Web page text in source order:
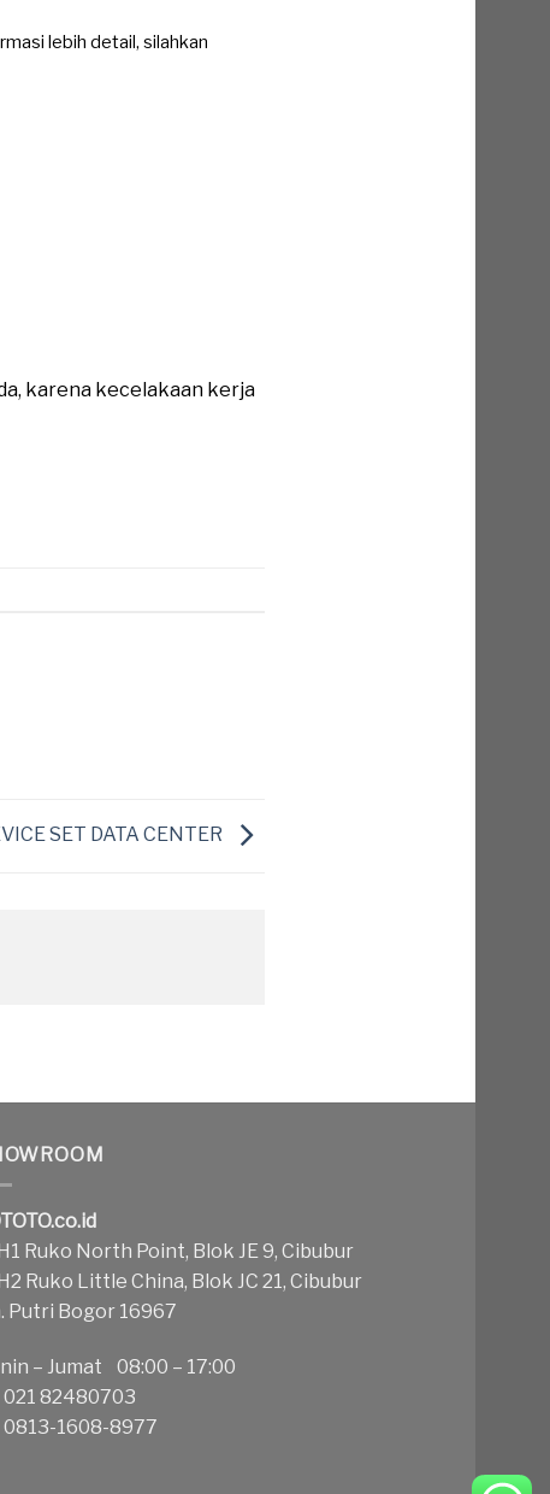
lebih detail, silahkan
karena kecelakaan kerja
SET DATA CENTER
Ruko North Point, Blok JE 9, Cibubur
Ruko Little China, Blok JC 21, Cibubur
Putri Bogor 16967
– Jumat 08:00 – 17:00
82480703
1608-8977